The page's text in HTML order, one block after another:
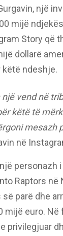
një
mijë
Story që
dollarë
këtë ndeshje.
një vend në
këtë të
mesazh
në
personazh
Raptors në
parë dhe
mijë euro. Në
privilegjuar